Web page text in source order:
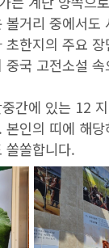
볼거리 중에서도
한지의 주요
중국 고전소설
간에 있는 12
본인의 띠에 해
쏠쏠합니다.